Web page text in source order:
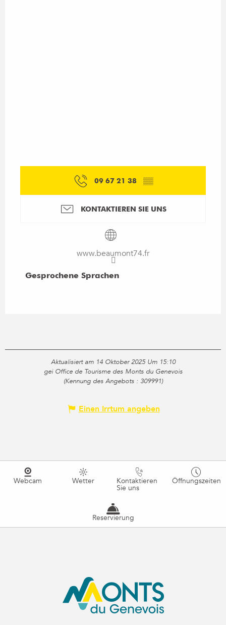
09 67 21 38 ▒▒
KONTAKTIEREN SIE UNS
www.beaumont74.fr
Gesprochene Sprachen
Gesprochene Sprachen
Aktualisiert am 14 Oktober 2025 Um 15:10
gei Office de Tourisme des Monts du Genevois
(Kennung des Angebots : 309991)
Einen Irrtum angeben
Webcam Wetter Kontaktieren
Sie uns
Öffnungszeiten
Reservierung